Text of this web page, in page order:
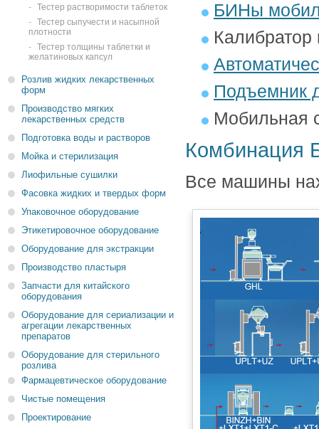
Тестер растворимости таблеток
Тестер сыпучести и насыпной
плотности
Тестер толщины таблетки и
желатиновых капсул
Розлив жидких лекарственных
форм
Производство мягких
лекарственных средств
Подготовка воды и растворов
Мойка и стерилизация
Лиофильные сушилки
Фасовка жидких и твердых форм
Упаковочное оборудование
Этикетировочное оборудование
Оборудование для экстракции
Производство пластыря
Запчасти для китайского
оборудования
Оборудование для сериализации и
агрегации лекарственных
препаратов
Оборудование для стерильного
розлива
Фармацевтическое оборудование
Чистые помещения
Проектирование
БИНы
Подъемник
Мобильная
Комбинация
Все машины